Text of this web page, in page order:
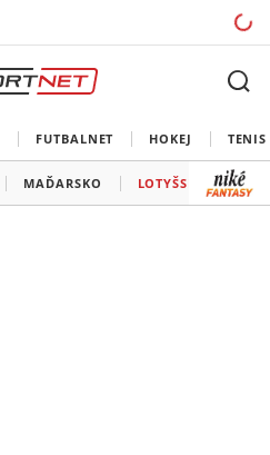
FUTBALNET HOKEJ TENIS
MAĎARSKO LOTYŠSKO